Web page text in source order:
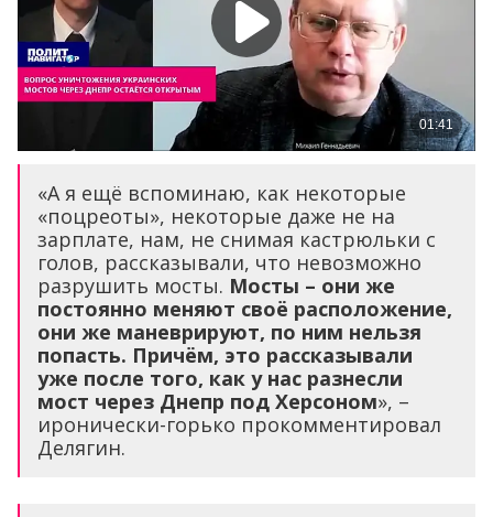
«А я ещё вспоминаю, как некоторые
«поцреоты», некоторые даже не на
зарплате, нам, не снимая кастрюльки с
голов, рассказывали, что невозможно
разрушить мосты. Мосты – они же
постоянно меняют своё расположение,
они же маневрируют, по ним нельзя
попасть. Причём, это рассказывали
уже после того, как у нас разнесли
мост через Днепр под Херсоном», –
иронически-горько прокомментировал
Делягин.